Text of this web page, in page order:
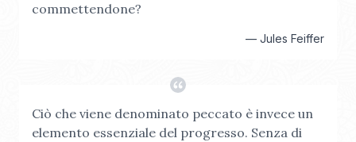
commettendone?
— Jules Feiffer
Ciò che viene denominato peccato è invece un
elemento essenziale del progresso. Senza di